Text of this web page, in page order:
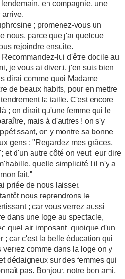
en compagnie, une
arrive.
; promenez-vous un
nous, parce que j'ai quelque
rejoindre ensuite.
lui d'être docile au
je vous ai diverti, j'en suis bien
dirai comme quoi Madame
de beaux habits, pour en mettre
la taille. C'est encore
; on dirait qu'une femme qui le
mais à d'autres ! on s'y
on y montre sa bonne
gens : "Regardez mes grâces,
et d'un autre côté on veut leur dire
quelle simplicité ! il n'y a
fait."
priée de nous laisser.
nous reprendrons le
; car vous verrez aussi
dans une loge au spectacle,
quel air imposant, quoique d'un
; car c'est la belle éducation qui
comme dans la loge on y
dédaigneux sur des femmes qui
pas. Bonjour, notre bon ami,